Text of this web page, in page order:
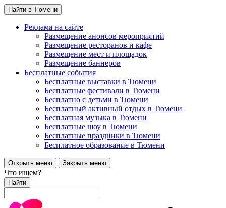
Найти в Тюмени
Реклама на сайте
Размещение анонсов мероприятий
Размещение ресторанов и кафе
Размещение мест и площадок
Размещение баннеров
Бесплатные события
Бесплатные выставки в Тюмени
Бесплатные фестивали в Тюмени
Бесплатно с детьми в Тюмени
Бесплатный активный отдых в Тюмени
Бесплатная музыка в Тюмени
Бесплатные шоу в Тюмени
Бесплатные праздники в Тюмени
Бесплатное образование в Тюмени
Открыть меню Закрыть меню
Что ищем?
Найти